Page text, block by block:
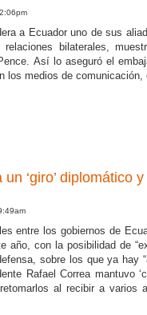
a Ecuador uno de sus
relaciones bilaterales,
Así lo aseguró el
los medios de
‘giro’ diplomático
entre los gobiernos de
año, con la posibilidad de
sobre los que ya hay
Rafael Correa mantuvo
al recibir a varios